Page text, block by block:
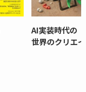
AI実装時代の
世界のクリエ